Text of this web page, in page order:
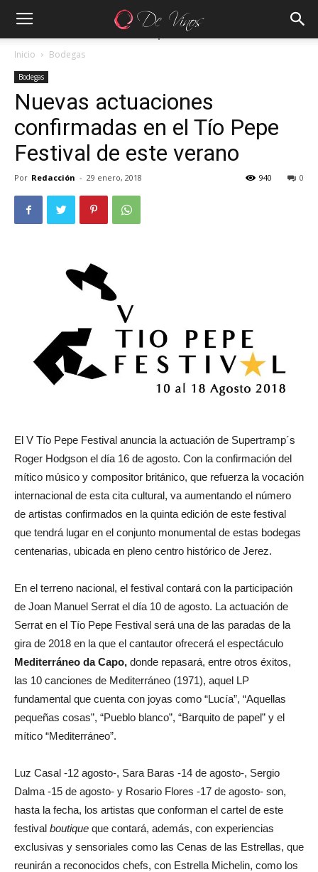
Inicio Bodegas
Bodegas
Nuevas actuaciones
confirmadas en el Tío Pepe
Festival de este verano
Por Redacción - 29 enero, 2018 0
940
El V Tío Pepe Festival anuncia la actuación de Supertramp´s
Roger Hodgson el día 16 de agosto. Con la confirmación del
mítico músico y compositor británico, que refuerza la vocación
internacional de esta cita cultural, va aumentando el número
de artistas confirmados en la quinta edición de este festival
que tendrá lugar en el conjunto monumental de estas bodegas
centenarias, ubicada en pleno centro histórico de Jerez.
En el terreno nacional, el festival contará con la participación
de Joan Manuel Serrat el día 10 de agosto. La actuación de
Serrat en el Tío Pepe Festival será una de las paradas de la
gira de 2018 en la que el cantautor ofrecerá el espectáculo
Mediterráneo da Capo, donde repasará, entre otros éxitos,
las 10 canciones de Mediterráneo (1971), aquel LP
fundamental que cuenta con joyas como “Lucía”, “Aquellas
pequeñas cosas”, “Pueblo blanco”, “Barquito de papel” y el
mítico “Mediterráneo”.
Luz Casal -12 agosto-, Sara Baras -14 de agosto-, Sergio
Dalma -15 de agosto- y Rosario Flores -17 de agosto- son,
hasta la fecha, los artistas que conforman el cartel de este
festival boutique que contará, además, con experiencias
exclusivas y sensoriales como las Cenas de las Estrellas, que
reunirán a reconocidos chefs, con Estrella Michelin, como los